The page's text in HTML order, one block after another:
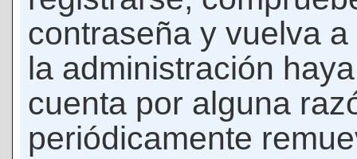
contraseña y vuelva
la administración
cuenta por alguna
periódicamente